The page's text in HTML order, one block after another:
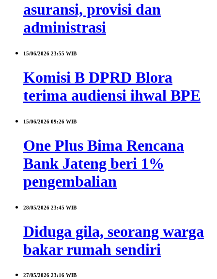
asuransi, provisi dan
administrasi
15/06/2026 23:55 WIB
Komisi B DPRD Blora
terima audiensi ihwal BPE
15/06/2026 09:26 WIB
One Plus Bima Rencana
Bank Jateng beri 1%
pengembalian
28/05/2026 23:45 WIB
Diduga gila, seorang warga
bakar rumah sendiri
27/05/2026 23:16 WIB